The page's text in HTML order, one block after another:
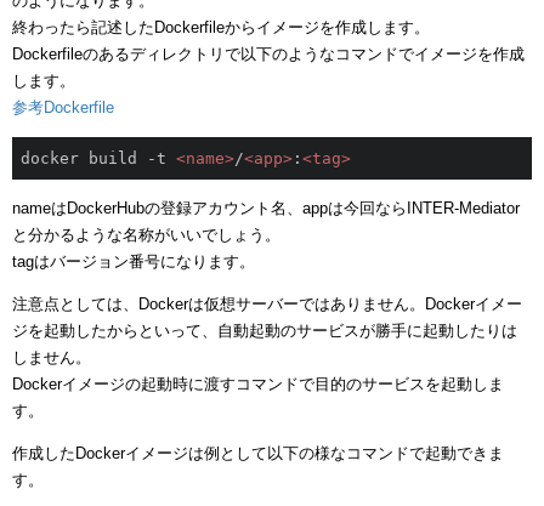
終わったら記述したDockerfileからイメージを作成します。
Dockerfileのあるディレクトリで以下のようなコマンドでイメージを作成
します。
参考Dockerfile
docker build -t <name>/<app>: <tag>
nameはDockerHubの登録アカウント名、appは今回ならINTER-Mediator
と分かるような名称がいいでしょう。
tagはバージョン番号になります。
注意点としては、Dockerは仮想サーバーではありません。Dockerイメー
ジを起動したからといって、自動起動のサービスが勝手に起動したりは
しません。
Dockerイメージの起動時に渡すコマンドで目的のサービスを起動しま
す。
作成したDockerイメージは例として以下の様なコマンドで起動できま
す。